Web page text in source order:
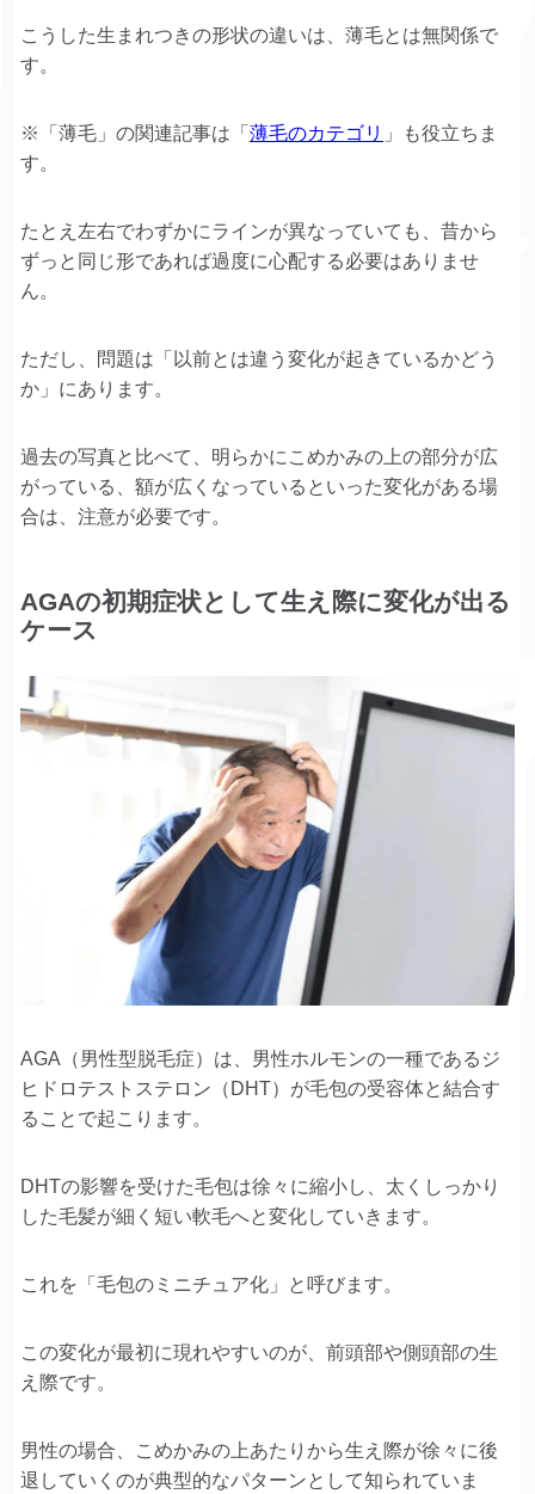
こうした生まれつきの形状の違いは、薄毛とは無関係で
す。
※「薄毛」の関連記事は「 薄毛のカテゴリ 」も役立ちま
す。
たとえ左右でわずかにラインが異なっていても、昔から
ずっと同じ形であれば過度に心配する必要はありませ
ん。
ただし、問題は「以前とは違う変化が起きているかどう
か」にあります。
過去の写真と比べて、明らかにこめかみの上の部分が広
がっている、額が広くなっているといった変化がある場
合は、注意が必要です。
AGAの初期症状として生え際に変化が出る
ケース
AGA（男性型脱毛症）は、男性ホルモンの一種であるジ
ヒドロテストステロン（DHT）が毛包の受容体と結合す
ることで起こります。
DHTの影響を受けた毛包は徐々に縮小し、太くしっかり
した毛髪が細く短い軟毛へと変化していきます。
これを「毛包のミニチュア化」と呼びます。
この変化が最初に現れやすいのが、前頭部や側頭部の生
え際です。
男性の場合、こめかみの上あたりから生え際が徐々に後
退していくのが典型的なパターンとして知られていま